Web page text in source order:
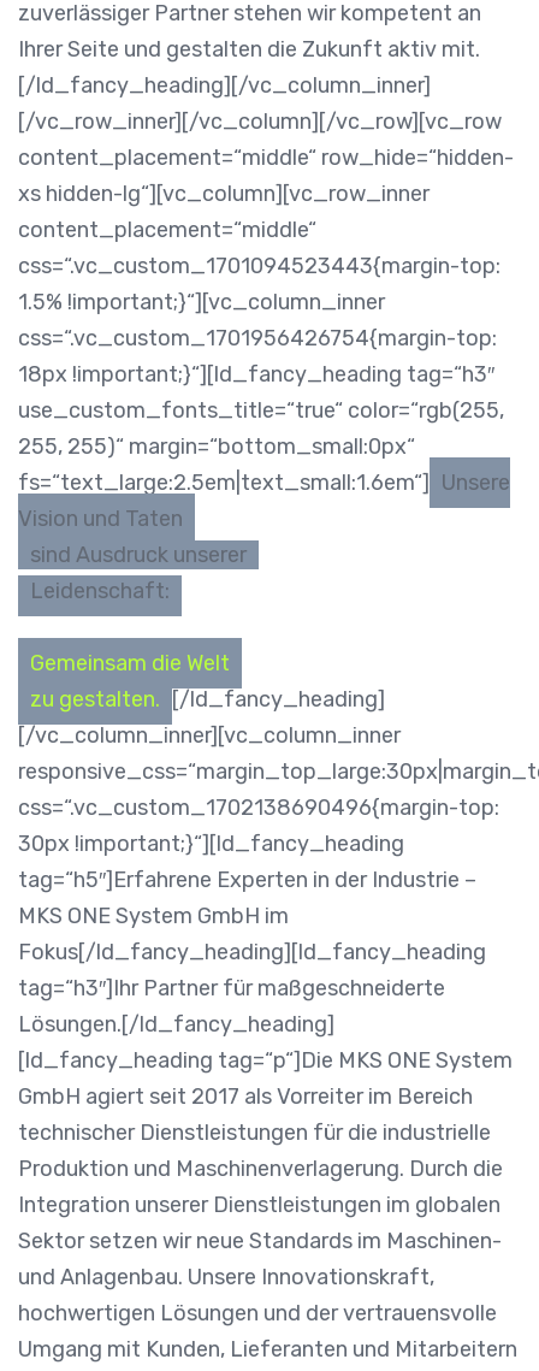
zuverlässiger Partner stehen wir kompetent an
Ihrer Seite und gestalten die Zukunft aktiv mit.
[/ld_fancy_heading][/vc_column_inner]
[/vc_row_inner][/vc_column][/vc_row][vc_row
content_placement=“middle“ row_hide=“hidden-
xs hidden-lg“][vc_column][vc_row_inner
content_placement=“middle“
css=“.vc_custom_1701094523443{margin-top:
1.5% !important;}“][vc_column_inner
css=“.vc_custom_1701956426754{margin-top:
18px !important;}“][ld_fancy_heading tag=“h3″
use_custom_fonts_title=“true“ color=“rgb(255,
255, 255)“ margin=“bottom_small:0px“
fs=“text_large:2.5em|text_small:1.6em“]
Unsere
Vision und Taten
sind Ausdruck unserer
Leidenschaft:
Gemeinsam die Welt
zu gestalten. [/ld_fancy_heading]
[/vc_column_inner][vc_column_inner
css=“.vc_custom_1702138690496{margin-top:
30px !important;}“][ld_fancy_heading
tag=“h5″]Erfahrene Experten in der Industrie –
MKS ONE System GmbH im
Fokus[/ld_fancy_heading][ld_fancy_heading
tag=“h3″]Ihr Partner für maßgeschneiderte
Lösungen.[/ld_fancy_heading]
[ld_fancy_heading tag=“p“]Die MKS ONE System
GmbH agiert seit 2017 als Vorreiter im Bereich
technischer Dienstleistungen für die industrielle
Produktion und Maschinenverlagerung. Durch die
Integration unserer Dienstleistungen im globalen
Sektor setzen wir neue Standards im Maschinen-
und Anlagenbau. Unsere Innovationskraft,
hochwertigen Lösungen und der vertrauensvolle
Umgang mit Kunden, Lieferanten und Mitarbeitern